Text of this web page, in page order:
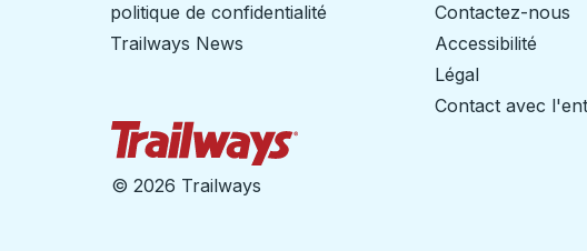
politique de confidentialité
Trailways News
Contactez-nous
Accessibilité
Légal
Contact avec
© 2026 Trailways